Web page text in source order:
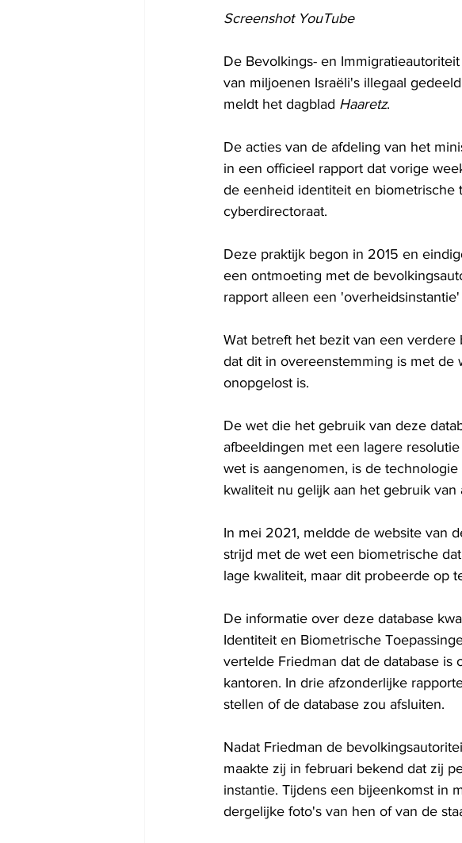
Screenshot YouTube
De Bevolkings- en
van miljoenen Israëli's illegaal
meldt het dagblad Haaretz.
De acties van de afdeling van het
in een officieel rapport dat vorige
de eenheid identiteit en biometrische
cyberdirectoraat.
Deze praktijk begon in 2015 en
een ontmoeting met de
rapport alleen een
Wat betreft het bezit van een verdere
dat dit in overeenstemming is met de
onopgelost is.
De wet die het gebruik van deze
afbeeldingen met een lagere
wet is aangenomen, is de
kwaliteit nu gelijk aan het gebruik
In mei 2021, meldde de website van
strijd met de wet een biometrische
lage kwaliteit, maar dit probeerde op
De informatie over deze database
Identiteit en Biometrische
vertelde Friedman dat de database
kantoren. In drie afzonderlijke
stellen of de database zou afsluiten.
Nadat Friedman de
maakte zij in februari bekend dat zij
instantie. Tijdens een bijeenkomst in
dergelijke foto's van hen of van de